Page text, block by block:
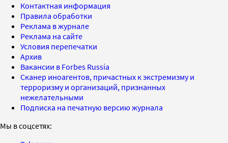
Контактная информация
Правила обработки
Реклама в журнале
Реклама на сайте
Условия перепечатки
Архив
Вакансии в Forbes Russia
Сканер иноагентов, причастных к экстремизму и
терроризму и организаций, признанных
нежелательными
Подписка на печатную версию журнала
Мы в соцсетях: